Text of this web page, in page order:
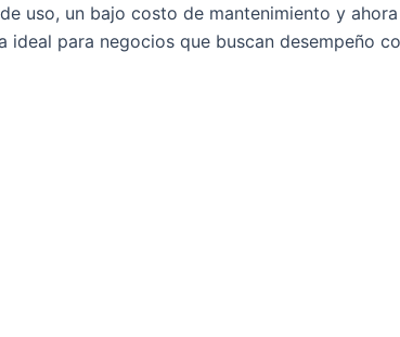
uso, un bajo costo de mantenimiento y
para negocios que buscan desempeño